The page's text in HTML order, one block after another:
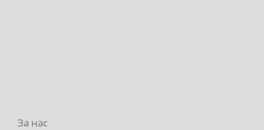
За нас